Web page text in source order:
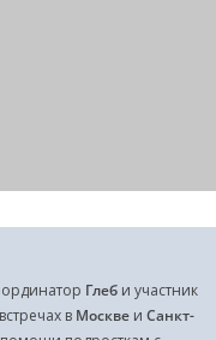
Глеб и участник
в Москве и Санкт-